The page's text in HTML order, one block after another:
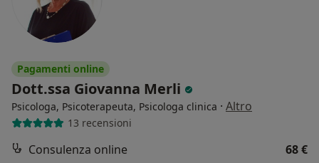
Pagamenti online
Dott.ssa Giovanna Merli
Psicologa, Psicoterapeuta, Psicologa clinica · Altro
13 recensioni
Consulenza online
68 €